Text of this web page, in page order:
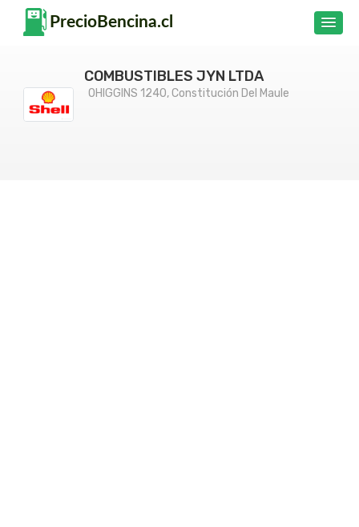
COMBUSTIBLES JYN LTDA
OHIGGINS 1240, Constitución Del Maule